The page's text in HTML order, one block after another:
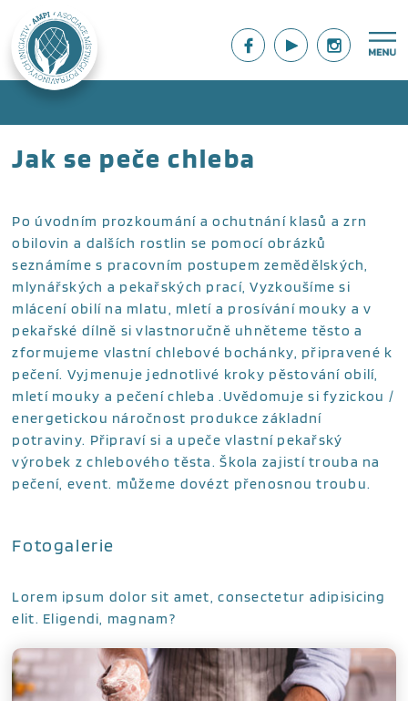
Jak se peče chleba
Po úvodním prozkoumání a ochutnání klasů a zrn
obilovin a dalších rostlin se pomocí obrázků
seznámíme s pracovním postupem zemědělských,
mlynářských a pekařských prací, Vyzkoušíme si
mlácení obilí na mlatu, mletí a prosívání mouky a v
pekařské dílně si vlastnoručně uhněteme těsto a
zformujeme vlastní chlebové bochánky, připravené k
pečení. Vyjmenuje jednotlivé kroky pěstování obilí,
mletí mouky a pečení chleba .Uvědomuje si fyzickou /
energetickou náročnost produkce základní
potraviny. Připraví si a upeče vlastní pekařský
výrobek z chlebového těsta. Škola zajistí trouba na
pečení, event. můžeme dovézt přenosnou troubu.
Fotogalerie
Lorem ipsum dolor sit amet, consectetur adipisicing
elit. Eligendi, magnam?